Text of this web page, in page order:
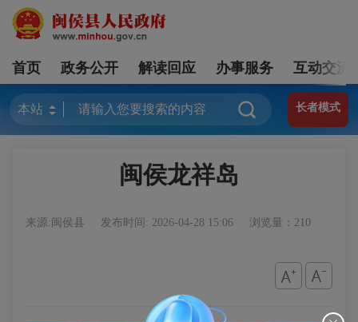
首页 政务公开 解读回应 办事服务 互动交流
长者模式
闽侯龙祥岛
来源:闽侯县 发布时间: 2026-04-28 15:06 浏览量：210